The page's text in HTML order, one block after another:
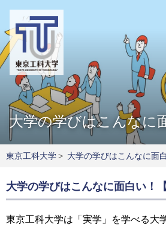
大学の学びはこんなに
東京工科大学> 大学の学びはこんなに面
大学の学びはこんなに面白い！
東京工科大学は「実学」を学べる大